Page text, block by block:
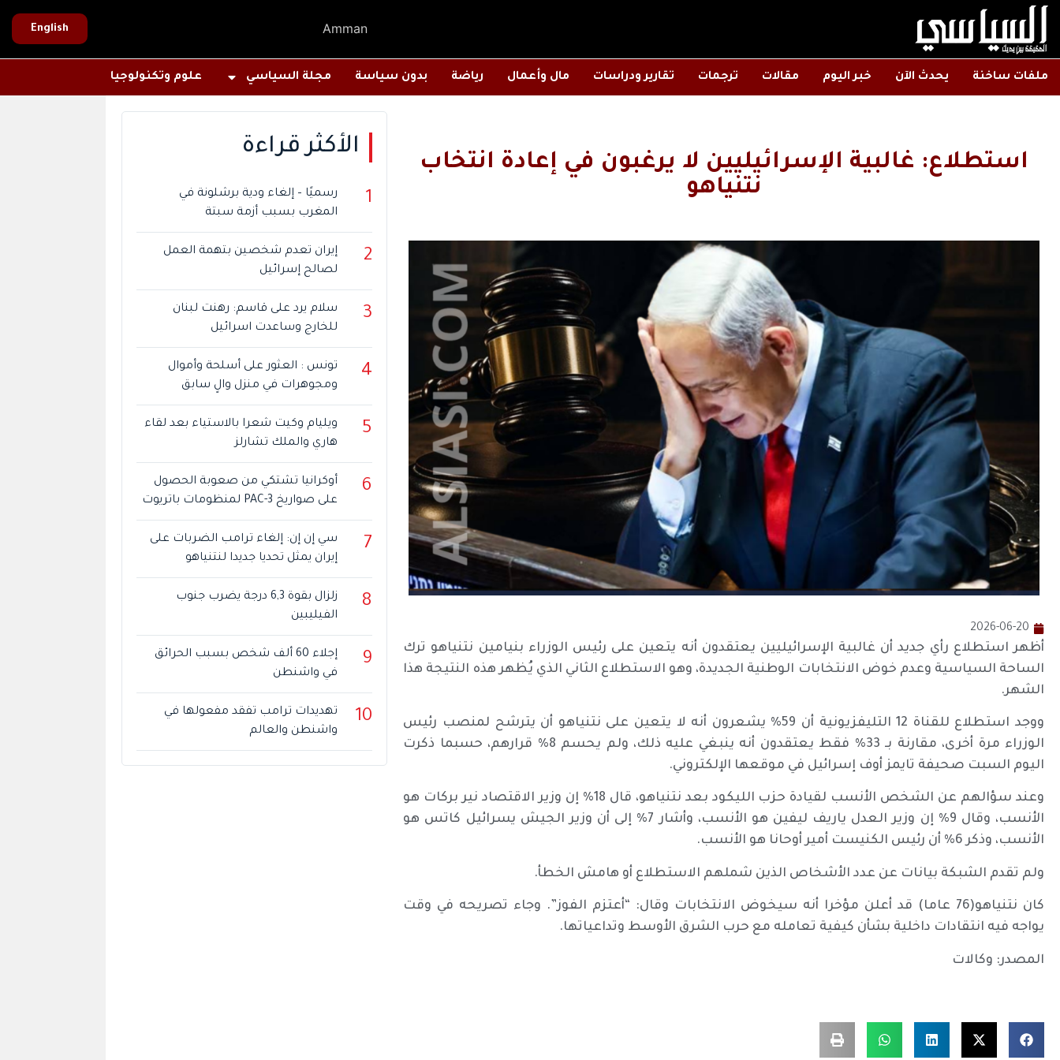
Amman
English
ملفات ساخنة يحدث الآن خبر اليوم مقالات ترجمات تقارير ودراسات مال وأعمال رياضة بدون سياسة مجلة السياسي علوم وتكنولوجيا
استطلاع: غالبية الإسرائيليين لا يرغبون في إعادة انتخاب
نتنياهو
2026-06-20
أظهر استطلاع رأي جديد أن غالبية الإسرائيليين يعتقدون أنه يتعين على رئيس الوزراء بنيامين نتنياهو ترك
الساحة السياسية وعدم خوض الانتخابات الوطنية الجديدة، وهو الاستطلاع الثاني الذي يُظهر هذه النتيجة هذا
الشهر.
ووجد استطلاع للقناة 12 التليفزيونية أن 59% يشعرون أنه لا يتعين على نتنياهو أن يترشح لمنصب رئيس
الوزراء مرة أخرى، مقارنة بـ 33% فقط يعتقدون أنه ينبغي عليه ذلك، ولم يحسم 8% قرارهم، حسبما ذكرت
اليوم السبت صحيفة تايمز أوف إسرائيل في موقعها الإلكتروني.
وعند سؤالهم عن الشخص الأنسب لقيادة حزب الليكود بعد نتنياهو، قال 18% إن وزير الاقتصاد نير بركات هو
الأنسب، وقال 9% إن وزير العدل ياريف ليفين هو الأنسب، وأشار 7% إلى أن وزير الجيش يسرائيل كاتس هو
الأنسب، وذكر 6% أن رئيس الكنيست أمير أوحانا هو الأنسب.
ولم تقدم الشبكة بيانات عن عدد الأشخاص الذين شملهم الاستطلاع أو هامش الخطأ.
كان نتنياهو(76 عاما) قد أعلن مؤخرا أنه سيخوض الانتخابات وقال: “أعتزم الفوز”. وجاء تصريحه في وقت
يواجه فيه انتقادات داخلية بشأن كيفية تعامله مع حرب الشرق الأوسط وتداعياتها.
المصدر: وكالات
الأكثر قراءة
1
رسميًا – إلغاء ودية برشلونة في
المغرب بسبب أزمة سبتة
2
إيران تعدم شخصين بتهمة العمل
لصالح إسرائيل
3
سلام يرد على قاسم: رهنت لبنان
للخارج وساعدت اسرائيل
4
تونس : العثور على أسلحة وأموال
ومجوهرات في منزل والٍ سابق
5
ويليام وكيت شعرا بالاستياء بعد لقاء
هاري والملك تشارلز
6
أوكرانيا تشتكي من صعوبة الحصول
على صواريخ PAC-3 لمنظومات باتريوت
7
سي إن إن: إلغاء ترامب الضربات على
إيران يمثل تحديا جديدا لنتنياهو
8
زلزال بقوة 6,3 درجة يضرب جنوب
الفيليبين
9
إجلاء 60 ألف شخص بسبب الحرائق
في واشنطن
10
تهديدات ترامب تفقد مفعولها في
واشنطن والعالم